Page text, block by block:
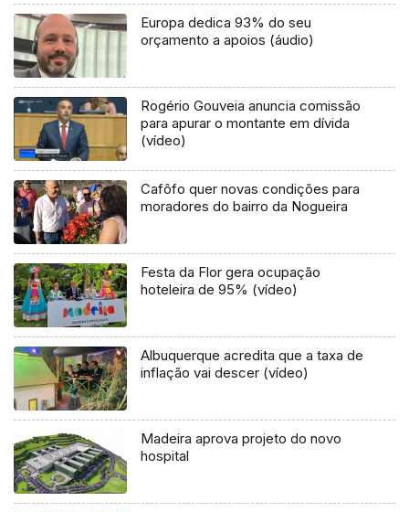
Europa dedica 93% do seu
orçamento a apoios (áudio)
Rogério Gouveia anuncia comissão
para apurar o montante em dívida
(vídeo)
Cafôfo quer novas condições para
moradores do bairro da Nogueira
Festa da Flor gera ocupação
hoteleira de 95% (vídeo)
Albuquerque acredita que a taxa de
inflação vai descer (vídeo)
Madeira aprova projeto do novo
hospital